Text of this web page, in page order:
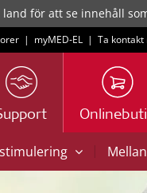
land för att se innehåll
| myMED‑EL | Ta kontakt
|